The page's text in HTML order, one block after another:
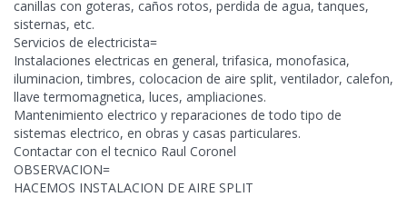
canillas con goteras, caños rotos, perdida de agua, tanques,
sisternas, etc.
Servicios de electricista=
Instalaciones electricas en general, trifasica, monofasica,
iluminacion, timbres, colocacion de aire split, ventilador, calefon,
llave termomagnetica, luces, ampliaciones.
Mantenimiento electrico y reparaciones de todo tipo de
sistemas electrico, en obras y casas particulares.
Contactar con el tecnico Raul Coronel
OBSERVACION=
HACEMOS INSTALACION DE AIRE SPLIT